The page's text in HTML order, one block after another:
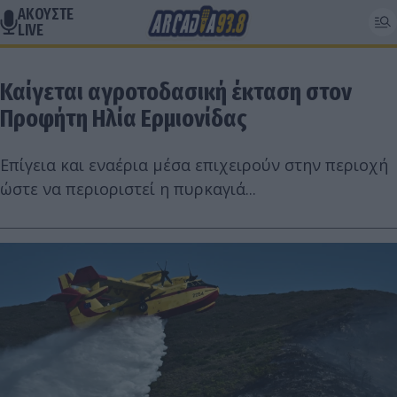
ΑΚΟΥΣΤΕ
LIVE
Καίγεται αγροτοδασική έκταση στον
Προφήτη Ηλία Ερμιονίδας
Επίγεια και εναέρια μέσα επιχειρούν στην περιοχή
ώστε να περιοριστεί η πυρκαγιά...